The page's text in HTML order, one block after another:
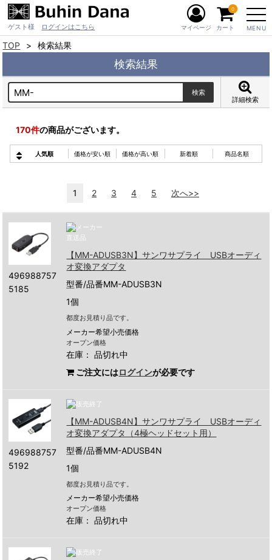
ゲスト様 ログインはこちら MENU
マイページ カート
0
TOP 検索結果
検索結果
詳細検索
170件の商品がございます。
人気順 価格が安い順 価格が高い順 新着順 商品名順
1 2 3 4 5 次へ>>
496988757
5185
【MM-ADUSB3N】サンワサプライ USBオーディ
オ変換アダプタ
型番/品番MM-ADUSB3N
1個
都度お見積り品です。
メーカー希望小売価格
オープン価格
在庫：品切れ中
ご注文にはログインが必要です
496988757
5192
【MM-ADUSB4N】サンワサプライ USBオーディ
オ変換アダプタ（4極ヘッドセット用）
型番/品番MM-ADUSB4N
1個
都度お見積り品です。
メーカー希望小売価格
オープン価格
在庫：品切れ中